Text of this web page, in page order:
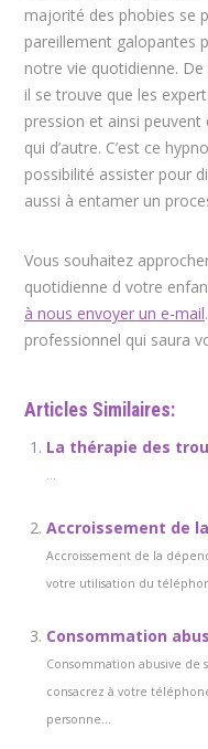
majorité des phobies se
pareillement galopantes
notre vie quotidienne.
il se trouve que les
pression et ainsi peuvent
qui d’autre. C’est ce
possibilité assister pour
aussi à entamer un
Vous souhaitez
quotidienne d votre
à nous envoyer un e-mail
professionnel qui saura
Articles Similaires:
La thérapie des
...
Accroissement de
Accroissement de la
votre utilisation du
Consommation
Consommation abusive de
consacrez à votre
personne...